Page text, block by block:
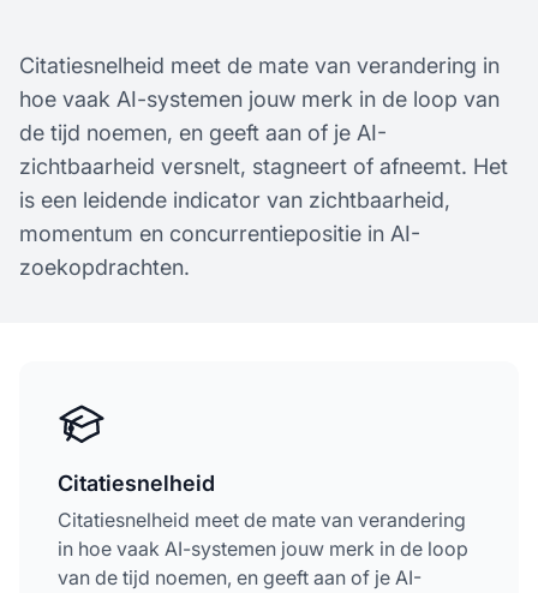
Citatiesnelheid meet de mate van verandering in
hoe vaak AI-systemen jouw merk in de loop van
de tijd noemen, en geeft aan of je AI-
zichtbaarheid versnelt, stagneert of afneemt. Het
is een leidende indicator van zichtbaarheid,
momentum en concurrentiepositie in AI-
zoekopdrachten.
Citatiesnelheid
Citatiesnelheid meet de mate van verandering
in hoe vaak AI-systemen jouw merk in de loop
van de tijd noemen, en geeft aan of je AI-